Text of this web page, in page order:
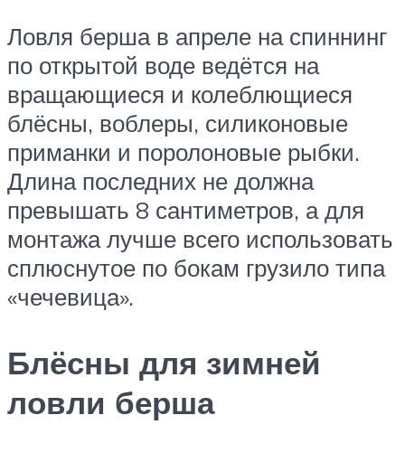
Ловля берша в апреле на спиннинг
по открытой воде ведётся на
вращающиеся и колеблющиеся
блёсны, воблеры, силиконовые
приманки и поролоновые рыбки.
Длина последних не должна
превышать 8 сантиметров, а для
монтажа лучше всего использовать
сплюснутое по бокам грузило типа
«чечевица».
Блёсны для зимней
ловли берша